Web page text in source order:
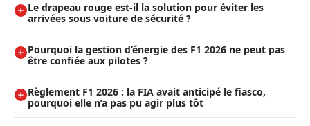
Le drapeau rouge est-il la solution pour éviter les
arrivées sous voiture de sécurité ?
Pourquoi la gestion d’énergie des F1 2026 ne peut pas
être confiée aux pilotes ?
Règlement F1 2026 : la FIA avait anticipé le fiasco,
pourquoi elle n’a pas pu agir plus tôt